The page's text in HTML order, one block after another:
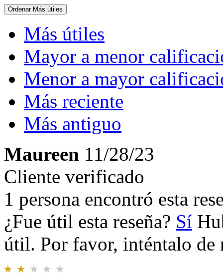
Ordenar Más útiles
Más útiles
Mayor a menor
Menor a mayor
Más reciente
Más antiguo
Maureen 11/28/23
Cliente verificado
1 persona encontró esta
¿Fue útil esta reseña? Sí
útil. Por favor, inténtalo de